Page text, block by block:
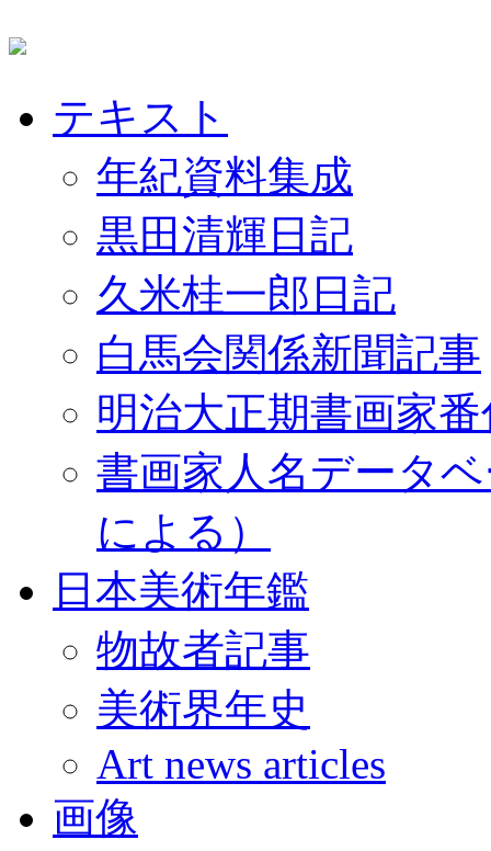
テキスト
年紀資料集成
黒田清輝日記
久米桂一郎日記
白馬会関係新聞記事
明治大正期書画家
書画家人名データ
による）
日本美術年鑑
物故者記事
美術界年史
Art news articles
画像